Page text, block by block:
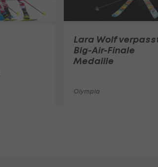
Lara Wolf verpasst
Big-Air-Finale
Medaille
Olympia